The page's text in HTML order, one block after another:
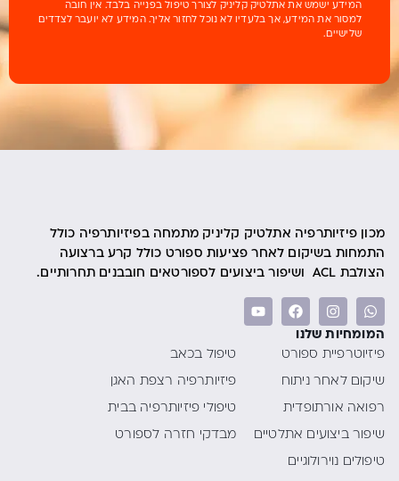
המידע ישמש את אתלטיק קליניק לצורך טיפול בפנייה בלבד. אין חובה
למסור את המידע, אך בלעדיו לא נוכל לחזור אליך. המידע לא יועבר לצדדים
שלישיים.
מכון פיזיותרפיה אתלטיק קליניק מתמחה בפיזיותרפיה כולל
התמחות בשיקום לאחר פציעות ספורט כולל קרע ברצועה
הצולבת ACL ושיפור ביצועים לספורטאים חובבנים תחרותיים.
המומחיות שלנו
פיזיוטרפיית ספורט
שיקום לאחר ניתוח
רפואה אורתופדית
שיפור ביצועים אתלטיים
טיפולים נוירולוגיים
טיפול בכאב
פיזיותרפיה רצפת האגן
טיפולי פיזיותרפיה בבית
מבדקי חזרה לספורט